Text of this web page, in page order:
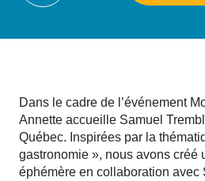
Dans le cadre de l’événement
Annette accueille Samuel
Québec. Inspirées par la
gastronomie », nous avons créé
éphémère en collaboration avec